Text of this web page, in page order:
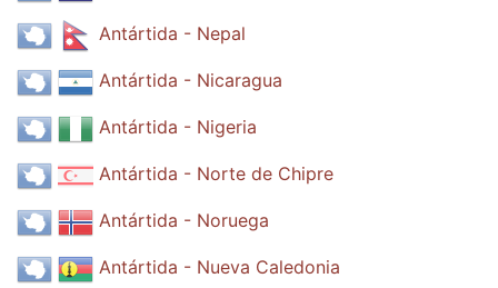
Antártida - Nepal
Antártida - Nicaragua
Antártida - Nigeria
Antártida - Norte de Chipre
Antártida - Noruega
Antártida - Nueva Caledonia